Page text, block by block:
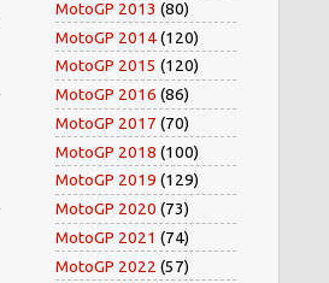
MotoGP 2013 (80)
MotoGP 2014(120)
MotoGP 2015 (120)
MotoGP 2016 (86)
MotoGP 2017 (70)
MotoGP 2018 (100)
MotoGP 2019 (129)
MotoGP 2020 (73)
MotoGP 2021 (74)
MotoGP 2022 (57)